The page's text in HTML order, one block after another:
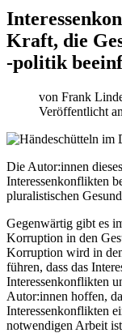
Kraft, die
‑politik
von Frank
Veröffentlicht
Die Autor:innen
Interessenkonflikten
pluralistischen
Gegenwärtig gibt es
Korruption in den
Korruption wird in
führen, dass das
Interessenkonflikten
Autor:innen hoffen,
Interessenkonflikten
notwendigen Arbeit